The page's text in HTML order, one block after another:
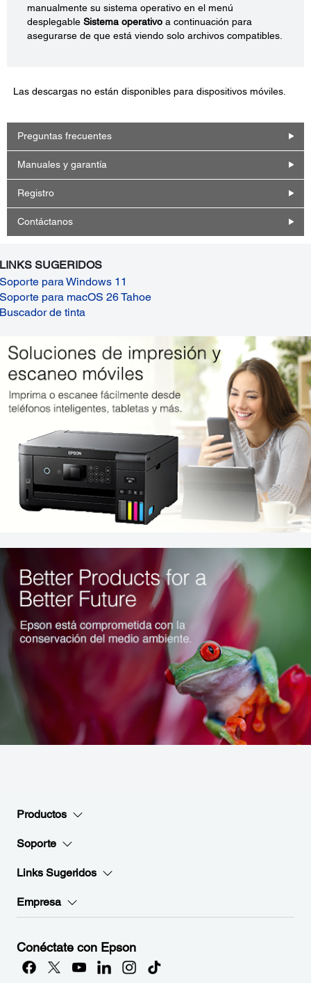
manualmente su sistema operativo en el menú
desplegable Sistema operativo a continuación para
asegurarse de que está viendo solo archivos compatibles.
Las descargas no están disponibles para dispositivos móviles.
Preguntas frecuentes
Manuales y garantía
Registro
Contáctanos
LINKS SUGERIDOS
Soporte para Windows 11
Soporte para macOS 26 Tahoe
Buscador de tinta
Productos
Soporte
Links Sugeridos
Empresa
Conéctate con Epson